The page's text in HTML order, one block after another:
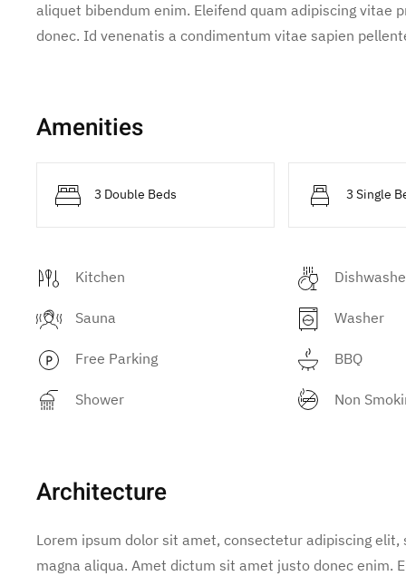
aliquet bibendum enim. Eleifend quam adipiscing vitae
donec. Id venenatis a condimentum vitae sapien
Amenities
3 Double Beds 3 Single
Kitchen
Sauna Washer
Free Parking BBQ
Shower Non
Architecture
Lorem ipsum dolor sit amet, consectetur adipiscing
magna aliqua. Amet dictum sit amet justo donec enim.